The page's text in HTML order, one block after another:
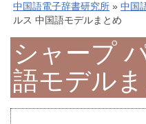
中国語電子辞書研究所 » 中国
ルス 中国語モデルまとめ
シャープ
語モデル